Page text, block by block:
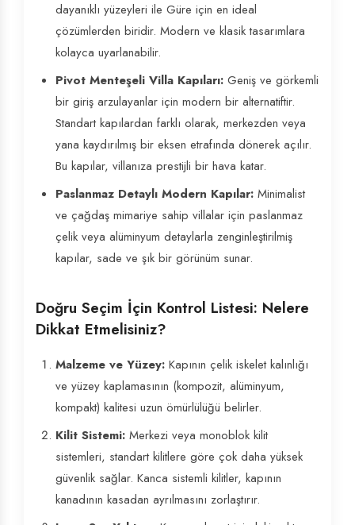
dayanıklı yüzeyleri ile Güre için en ideal
çözümlerden biridir. Modern ve klasik tasarımlara
kolayca uyarlanabilir.
Pivot Menteşeli Villa Kapıları: Geniş ve görkemli
bir giriş arzulayanlar için modern bir alternatiftir.
Standart kapılardan farklı olarak, merkezden veya
yana kaydırılmış bir eksen etrafında dönerek açılır.
Bu kapılar, villanıza prestijli bir hava katar.
Paslanmaz Detaylı Modern Kapılar: Minimalist
ve çağdaş mimariye sahip villalar için paslanmaz
çelik veya alüminyum detaylarla zenginleştirilmiş
kapılar, sade ve şık bir görünüm sunar.
Doğru Seçim İçin Kontrol Listesi: Nelere
Dikkat Etmelisiniz?
Malzeme ve Yüzey: Kapının çelik iskelet kalınlığı
ve yüzey kaplamasının (kompozit, alüminyum,
kompakt) kalitesi uzun ömürlülüğü belirler.
Kilit Sistemi: Merkezi veya monoblok kilit
sistemleri, standart kilitlere göre çok daha yüksek
güvenlik sağlar. Kanca sistemli kilitler, kapının
kanadının kasadan ayrılmasını zorlaştırır.